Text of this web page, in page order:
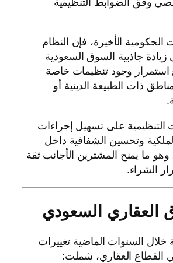
الأخيرة، فإن النظام
زيادة جاذبية السوق السعودية
استمرار وجود تنظيمات خاصة
ذات الطبيعة الدينية أو
التنظيمية على تسهيل إجراءات
وتحسين الشفافية داخل
وهو ما يمنح المشترين الأجانب ثقة
الشراء.
العقاري السعودي
السنوات الماضية تغييرات
القطاع العقاري، شملت: